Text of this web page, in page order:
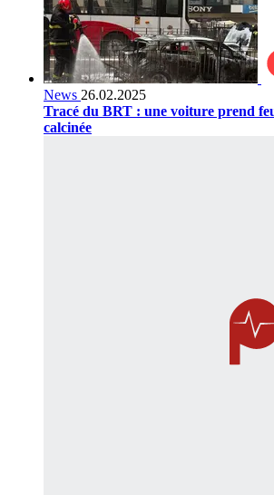
News 26.02.2025
Tracé du BRT : une voiture prend
calcinée